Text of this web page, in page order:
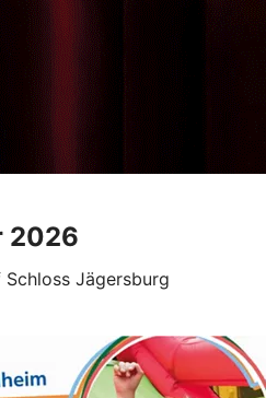
2026
Jägersburg